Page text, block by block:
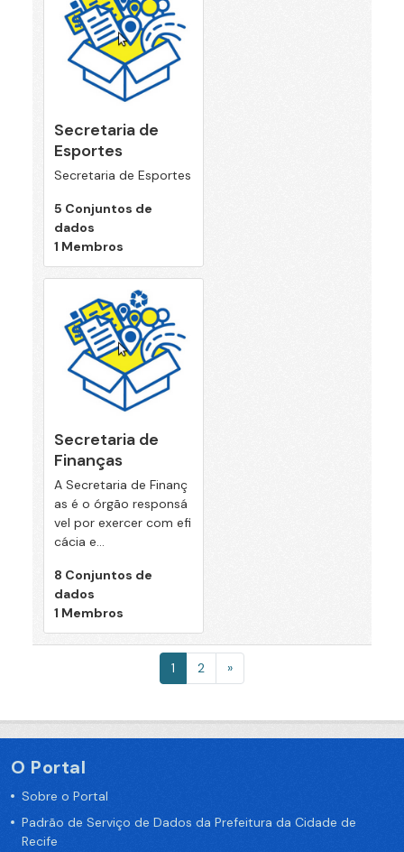
Secretaria de
Esportes
Secretaria de Esportes
5 Conjuntos de
dados
1 Membros
Secretaria de
Finanças
A Secretaria de Finanç
as é o órgão responsá
vel por exercer com efi
cácia e...
8 Conjuntos de
dados
1 Membros
1 2 »
O Portal
Sobre o Portal
Padrão de Serviço de Dados da Prefeitura da Cidade de
Recife